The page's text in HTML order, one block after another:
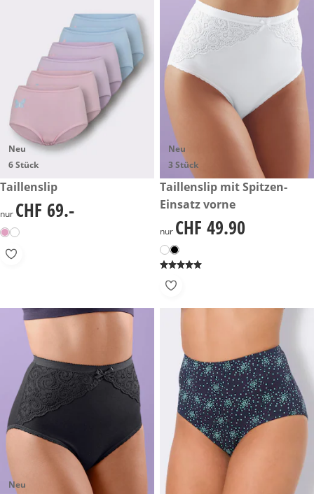
Neu
6 Stück
CHF 69.-
Taillenslip
CHF 69.-
nur CHF 69.-
Neu
3 Stück
CHF 49.90
Taillenslip mit Spitzen-
Einsatz vorne
CHF 49.90
nur CHF 49.90
Neu